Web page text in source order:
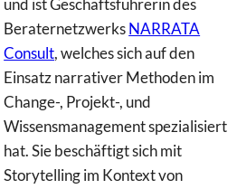
und ist Geschäftsführerin des
BeraternetzwerksNARRATA
Consult, welches sich auf den
Einsatz narrativer Methoden im
Change-, Projekt-, und
Wissensmanagement spezialisiert
hat. Sie beschäftigt sich mit
Storytelling im Kontext von